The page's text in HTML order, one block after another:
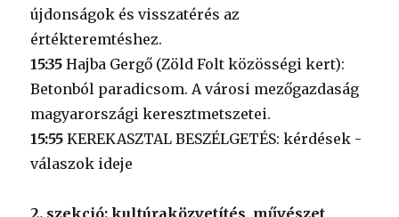
újdonságok és visszatérés az
értékteremtéshez.
15:35 Hajba Gergő (Zöld Folt közösségi kert):
Betonból paradicsom. A városi mezőgazdaság
magyarországi keresztmetszetei.
15:55 KEREKASZTAL BESZÉLGETÉS: kérdések -
válaszok ideje